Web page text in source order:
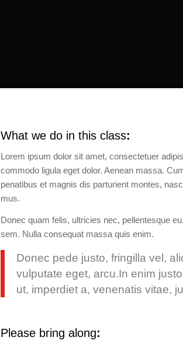
What we do in this class:
Lorem ipsum dolor sit amet, consectetuer
commodo ligula eget dolor. Aenean massa.
penatibus et magnis dis parturient montes,
mus.
Donec quam felis, ultricies nec, pellentesque
sem. Nulla consequat massa quis enim.
Donec pede justo, fringilla vel,
vulputate eget, arcu.In enim
ut, imperdiet a, venenatis vitae,
Please bring along: